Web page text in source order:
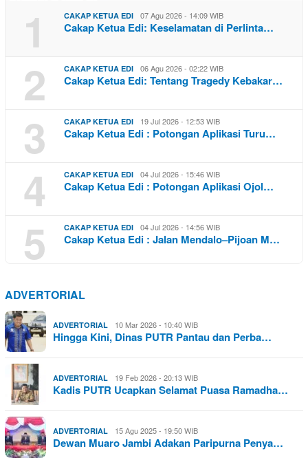
1 CAKAP KETUA EDI 07 Agu 2026 - 14:09 WIB
Cakap Ketua Edi: Keselamatan di Perlinta…
2 CAKAP KETUA EDI 06 Agu 2026 - 02:22 WIB
Cakap Ketua Edi: Tentang Tragedy Kebakar…
3 CAKAP KETUA EDI 19 Jul 2026 - 12:53 WIB
Cakap Ketua Edi : Potongan Aplikasi Turu…
4 CAKAP KETUA EDI 04 Jul 2026 - 15:46 WIB
Cakap Ketua Edi : Potongan Aplikasi Ojol…
5 CAKAP KETUA EDI 04 Jul 2026 - 14:56 WIB
Cakap Ketua Edi : Jalan Mendalo–Pijoan M…
ADVERTORIAL
ADVERTORIAL 10 Mar 2026 - 10:40 WIB
Hingga Kini, Dinas PUTR Pantau dan Perba…
ADVERTORIAL 19 Feb 2026 - 20:13 WIB
Kadis PUTR Ucapkan Selamat Puasa Ramadha…
ADVERTORIAL 15 Agu 2025 - 19:50 WIB
Dewan Muaro Jambi Adakan Paripurna Penya…